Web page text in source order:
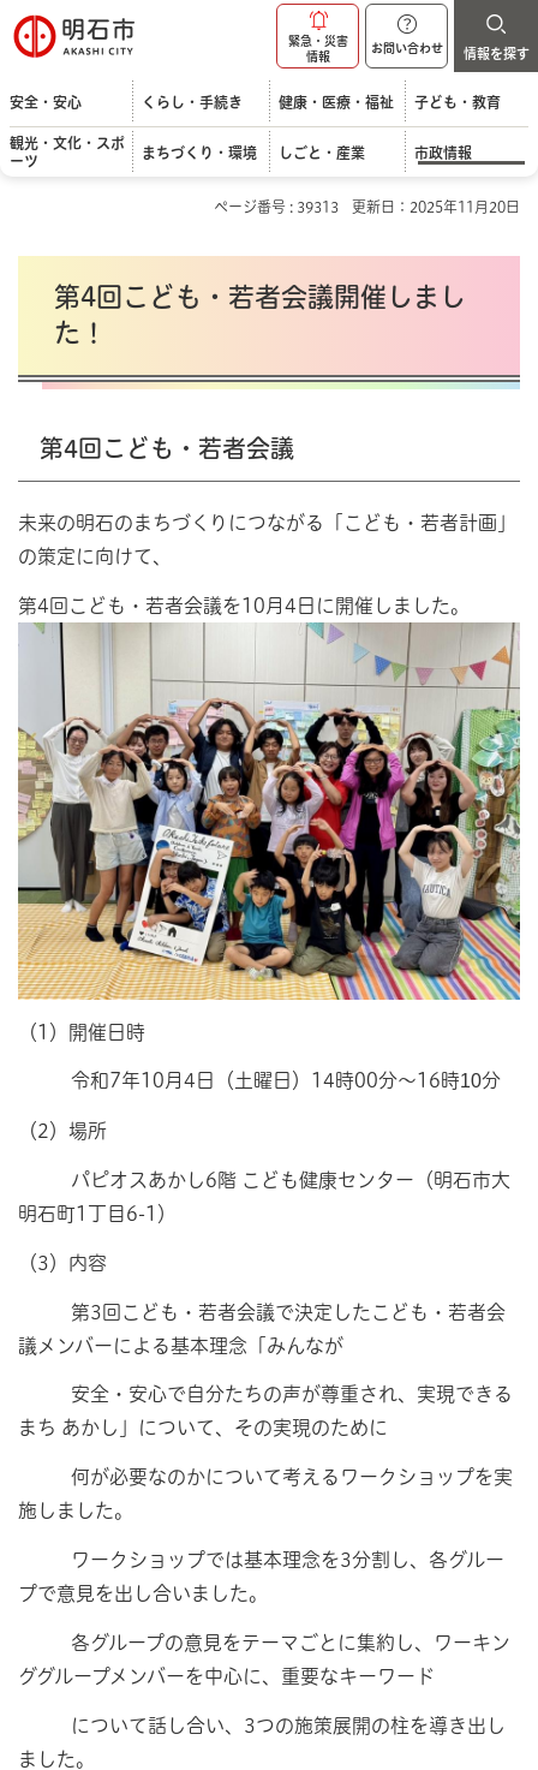
明石市
緊急・災害
情報
お問い合わせ 情報を探す
安全・安心 くらし・手続き 健康・医療・福祉 子ども・教育
観光・文化・スポ
ーツ
まちづくり・環境 しごと・産業 市政情報
ページ番号 : 39313 更新日：2025年11月20日
第4回こども・若者会議開催しまし
た！
第4回こども・若者会議
未来の明石のまちづくりにつながる「こども・若者計画」
の策定に向けて、
第4回こども・若者会議を10月4日に開催しました。
（1）開催日時
令和7年10月4日（土曜日）14時00分～16時10分
（2）場所
パピオスあかし6階 こども健康センター（明石市大
明石町1丁目6-1）
（3）内容
第3回こども・若者会議で決定したこども・若者会
議メンバーによる基本理念「みんなが
安全・安心で自分たちの声が尊重され、実現できる
まち あかし」について、その実現のために
何が必要なのかについて考えるワークショップを実
施しました。
ワークショップでは基本理念を3分割し、各グルー
プで意見を出し合いました。
各グループの意見をテーマごとに集約し、ワーキン
ググループメンバーを中心に、重要なキーワード
について話し合い、3つの施策展開の柱を導き出し
ました。